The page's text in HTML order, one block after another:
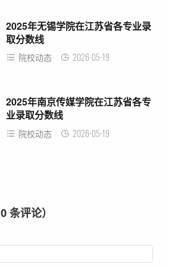
2025年无锡学院在江苏省各专业录
取分数线
院校动态 2026-05-19
2025年南京传媒学院在江苏省各专
业录取分数线
院校动态 2026-05-19
0 条评论）